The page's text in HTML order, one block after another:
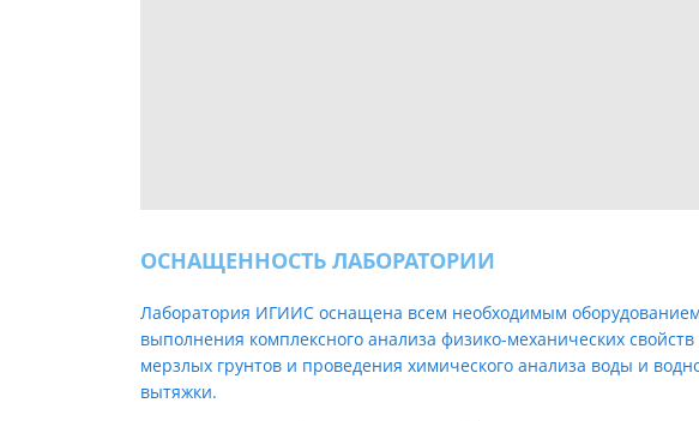
ОСНАЩЕННОСТЬ ЛАБОРАТОРИИ
Лаборатория ИГИИС оснащена всем необходимым
выполнения комплексного анализа физико-механических
мерзлых грунтов и проведения химического анализа воды и
вытяжки.